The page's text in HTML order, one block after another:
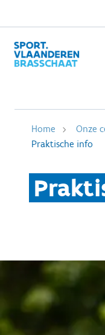
Home Onze
Praktische info